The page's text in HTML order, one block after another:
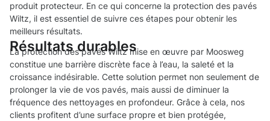
produit protecteur. En ce qui concerne la protection des pavés
Wiltz, il est essentiel de suivre ces étapes pour obtenir les
meilleurs résultats.
Résultats durables
La protection des pavés Wiltz mise en œuvre par Moosweg
constitue une barrière discrète face à l’eau, la saleté et la
croissance indésirable. Cette solution permet non seulement de
prolonger la vie de vos pavés, mais aussi de diminuer la
fréquence des nettoyages en profondeur. Grâce à cela, nos
clients profitent d’une surface propre et bien protégée,